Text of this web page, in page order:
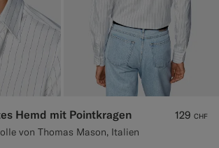
Hemd mit Pointkragen
von Thomas Mason, Italien
129 CHF